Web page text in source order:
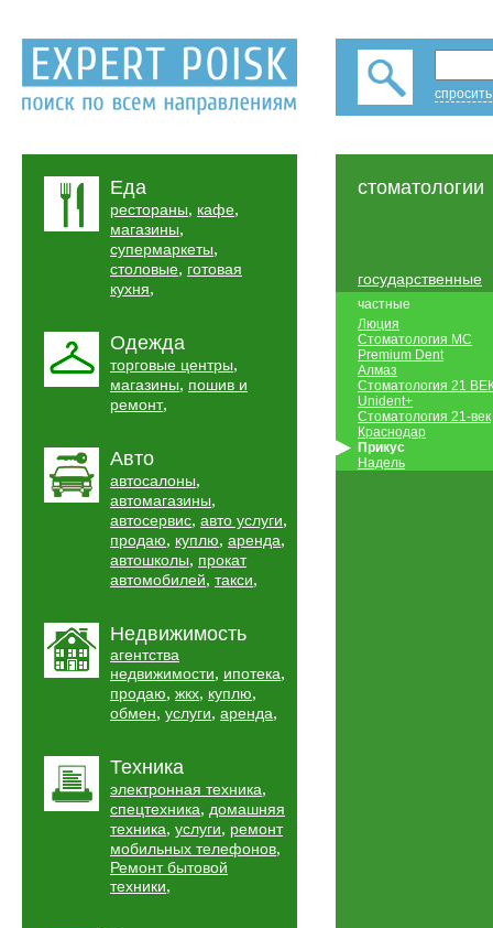
Еда
рестораны, кафе,
магазины,
супермаркеты,
столовые, готовая
кухня,
Одежда
торговые центры,
магазины, пошив и
ремонт,
Авто
автосалоны,
автомагазины,
автосервис, авто услуги,
продаю, куплю, аренда,
автошколы, прокат
автомобилей, такси,
Недвижимость
агентства
недвижимости, ипотека,
продаю, жкх, куплю,
обмен, услуги, аренда,
Техника
электронная техника,
спецтехника, домашняя
техника, услуги, ремонт
мобильных телефонов,
Ремонт бытовой
техники,
стоматологии
государственные
частные
Люция
Стоматология МС
Premium Dent
Алмаз
Стоматология 21
Unident+
Стоматология 21-век
Краснодар
Прикус
Надель